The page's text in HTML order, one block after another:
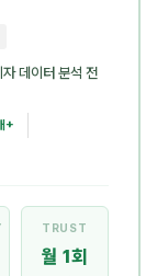
자 데이터 분석 전
+
TRUST
월 1회